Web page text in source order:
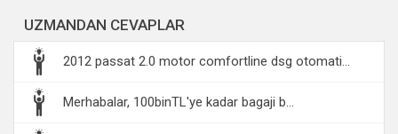
UZMANDAN CEVAPLAR
2012 passat 2.0 motor comfortline dsg otomati...
Merhabalar, 100binTL'ye kadar bagaji b...